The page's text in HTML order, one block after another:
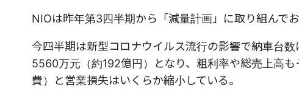
NIOは昨年第3四半期から「減量計画」に取り組んで
今四半期は新型コロナウイルス流行の影響で納車台
5560万元（約192億円）となり、粗利率や総売上高
費）と営業損失はいくらか縮小している。